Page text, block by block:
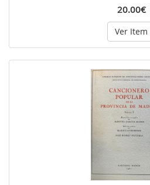
20.00€
Ver Item